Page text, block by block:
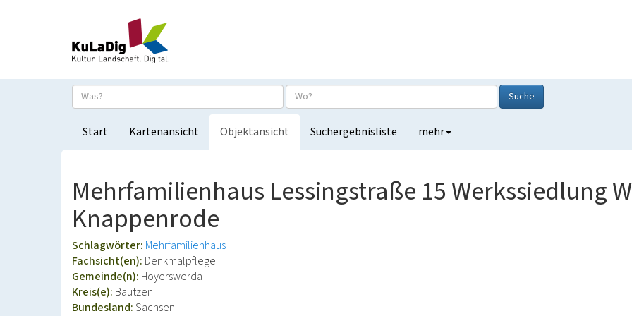
Suche
Start Kartenansicht Objektansicht Suchergebnisliste mehr
Mehrfamilienhaus Lessingstraße 15 Werkssiedlung
Knappenrode
Schlagwörter: Mehrfamilienhaus
Fachsicht(en): Denkmalpflege
Gemeinde(n): Hoyerswerda
Kreis(e): Bautzen
Bundesland:Sachsen